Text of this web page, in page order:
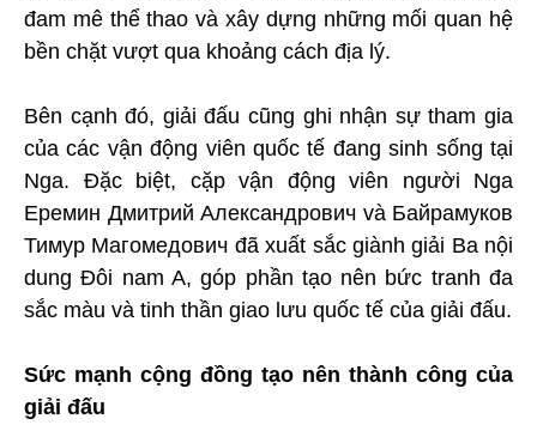
đam mê thể thao và xây dựng những mối quan hệ
bền chặt vượt qua khoảng cách địa lý.
Bên cạnh đó, giải đấu cũng ghi nhận sự tham gia
của các vận động viên quốc tế đang sinh sống tại
Nga. Đặc biệt, cặp vận động viên người Nga
Еремин Дмитрий Александрович và Байрамуков
Тимур Магомедович đã xuất sắc giành giải Ba nội
dung Đôi nam A, góp phần tạo nên bức tranh đa
sắc màu và tinh thần giao lưu quốc tế của giải đấu.
Sức mạnh cộng đồng tạo nên thành công của
giải đấu